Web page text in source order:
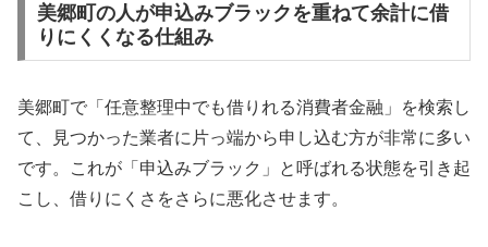
美郷町の人が申込みブラックを重ねて余計に借
りにくくなる仕組み
美郷町で「任意整理中でも借りれる消費者金融」を検索し
て、見つかった業者に片っ端から申し込む方が非常に多い
です。これが「申込みブラック」と呼ばれる状態を引き起
こし、借りにくさをさらに悪化させます。